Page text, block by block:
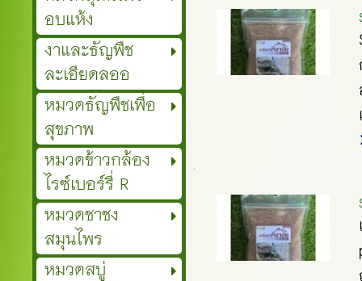
อบแห้ง
งาและธัญพืช
ละเอียดลออ
หมวดธัญพืชเพื่อ
สุขภาพ
หมวดข้าวกล้อง
ไรซ์เบอร์รี่ R
หมวดชาชง
สมุนไพร
หมวดสบู่